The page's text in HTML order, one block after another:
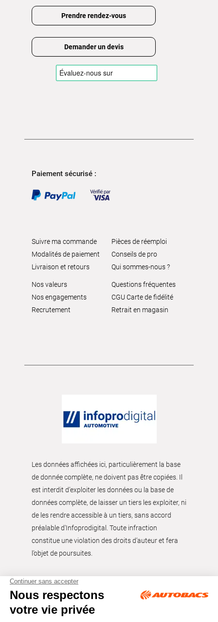
Prendre rendez-vous
Demander un devis
Paiement sécurisé :
Suivre ma commande
Modalités de paiement
Livraison et retours
Pièces de réemploi
Conseils de pro
Qui sommes-nous ?
Nos valeurs
Nos engagements
Recrutement
Questions fréquentes
CGU Carte de fidélité
Retrait en magasin
Les données affichées ici, particulièrement la base
de donnée complète, ne doivent pas être copiées. Il
est interdit d’exploiter les données ou la base de
données complète, de laisser un tiers les exploiter, ni
de les rendre accessible à un tiers, sans accord
préalable d'Infoprodigital. Toute infraction
constitue une violation des droits d’auteur et fera
l’objet de poursuites.